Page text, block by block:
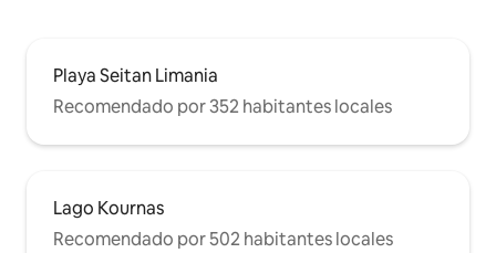
Playa Seitan Limania
Recomendado por 352 habitantes locales
Lago Kournas
Recomendado por 502 habitantes locales